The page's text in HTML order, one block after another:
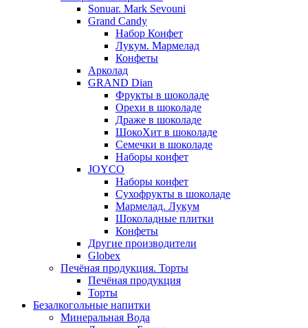
Sonuar. Mark Sevouni
Grand Candy
Набор Конфет
Лукум. Мармелад
Конфеты
Арколад
GRAND Dian
Фрукты в шоколаде
Орехи в шоколаде
Драже в шоколаде
ШокоХит в шоколаде
Семечки в шоколаде
Наборы конфет
JOYCO
Наборы конфет
Сухофрукты в шоколаде
Мармелад. Лукум
Шоколадные плитки
Конфеты
Другие производители
Globex
Печёная продукция. Торты
Печёная продукция
Торты
Безалкогольные напитки
Минеральная Вода